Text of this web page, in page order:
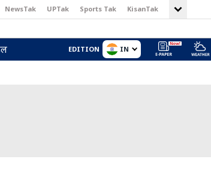
NewsTak UPTak Sports Tak KisanTak
EDITION IN